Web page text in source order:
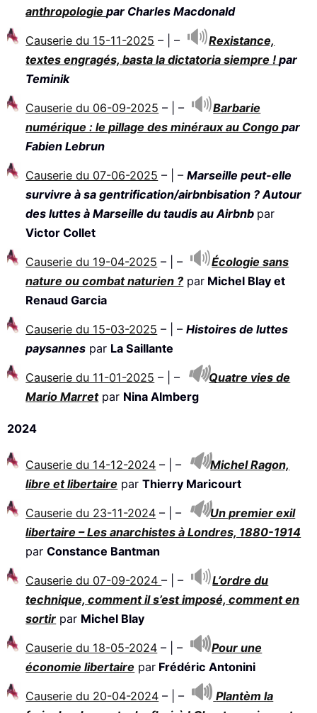
anthropologiepar Charles Macdonald
Causerie du 15-11-2025 – | –
Rexistance,
textes engragés, basta la dictatoria siempre !par
Teminik
Causerie du 06-09-2025 – | –
Barbarie
numérique : le pillage des minéraux au Congopar
Fabien Lebrun
Causerie du 07-06-2025 – | –Marseille peut-elle
survivre à sa gentrification/airbnbisation ? Autour
des luttes à Marseille du taudis au Airbnb par
Victor Collet
Causerie du 19-04-2025 – | –
Écologie sans
nature ou combat naturien ? par Michel Blay et
Renaud Garcia
Causerie du 15-03-2025 – | –Histoires de luttes
paysannes par La Saillante
Causerie du 11-01-2025 – | –
Quatre vies de
Mario Marretpar Nina Almberg
2024
Causerie du 14-12-2024 – | –
Michel Ragon,
libre et libertaire parThierry Maricourt
Causerie du 23-11-2024 – | –
Un premier exil
libertaire – Les anarchistes à Londres, 1880-1914
parConstance Bantman
Causerie du 07-09-2024– | –
L’ordre du
technique, comment il s’est imposé, comment en
sortir par Michel Blay
Causerie du 18-05-2024 – | –
Pour une
économie libertaire par Frédéric Antonini
Causerie du 20-04-2024 – | –
Plantèm la